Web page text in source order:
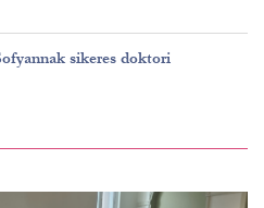
sikeres doktori